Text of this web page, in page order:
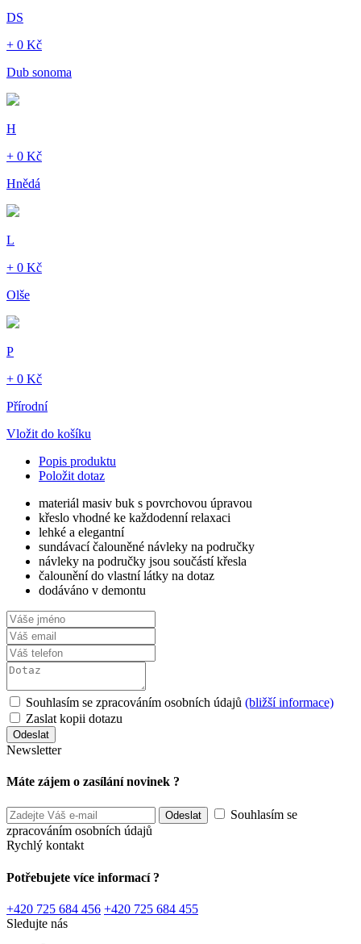
DS
+ 0 Kč
Dub sonoma
H
+ 0 Kč
Hnědá
L
+ 0 Kč
Olše
P
+ 0 Kč
Přírodní
Vložit do košíku
Popis produktu
Položit dotaz
materiál masiv buk s povrchovou úpravou
křeslo vhodné ke každodenní relaxaci
lehké a elegantní
sundávací čalouněné návleky na područky
návleky na područky jsou součástí křesla
čalounění do vlastní látky na dotaz
dodáváno v demontu
Souhlasím se zpracováním osobních údajů (bližší informace)
Zaslat kopii dotazu
Newsletter
Máte zájem o zasílání novinek ?
Souhlasím se
zpracováním osobních údajů
Rychlý kontakt
Potřebujete více informací ?
+420 725 684 456 +420 725 684 455
Sledujte nás